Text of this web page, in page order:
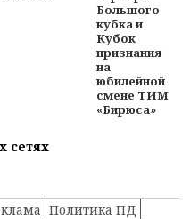
Большого
кубка и
Кубок
признания
на
юбилейной
смене ТИМ
«Бирюса»
сетях
Политика ПД